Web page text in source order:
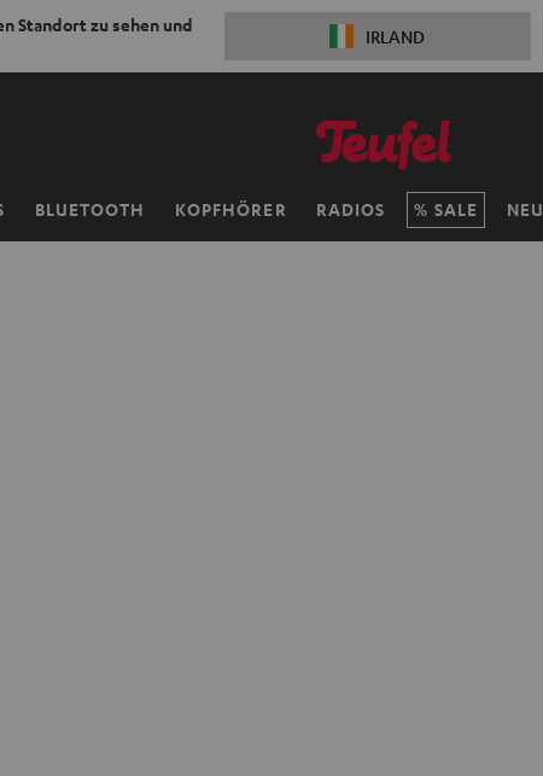
Standort zu sehen und
IRLAND
BLUETOOTH KOPFHÖRER RADIOS SALE NEU